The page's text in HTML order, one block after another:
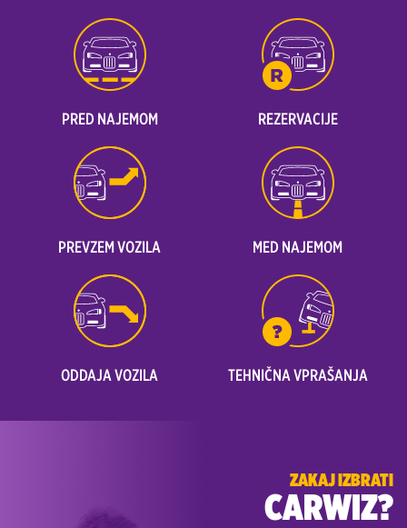
PRED NAJEMOM REZERVACIJE
PREVZEM VOZILA MED NAJEMOM
ODDAJA VOZILA TEHNIČNA VPRAŠANJA
ZAKAJ IZBRATI
CARWIZ?